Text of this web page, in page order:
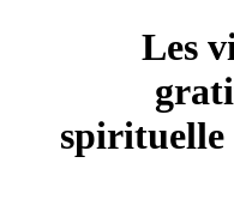
Les
spirituelle